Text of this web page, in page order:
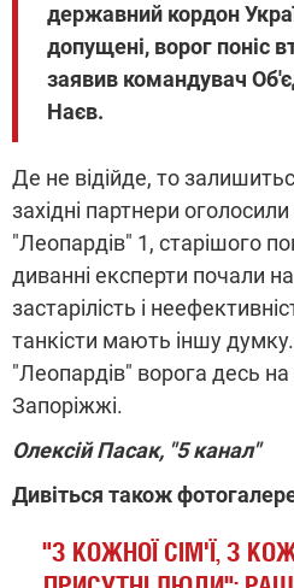
державний кордон
допущені, ворог поніс
заявив командувач
Наєв.
Де не відійде, то
західні партнери
"Леопардів" 1, старішого
диванні експерти почали
застарілість і
танкісти мають іншу
"Леопардів" ворога десь
Запоріжжі.
Олексій Пасак, "5 канал"
Дивіться також
"З КОЖНОЇ СІМ'Ї, З